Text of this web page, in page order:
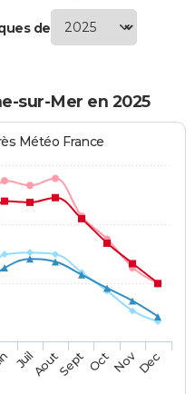
de
sur-Mer en 2025
Météo France
JuilAoutSept OctNovDec